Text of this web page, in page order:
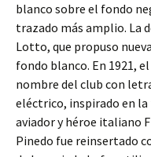
blanco sobre el fondo
trazado más amplio. La
Lotto, que propuso
fondo blanco. En 1921,
nombre del club con
eléctrico, inspirado en
aviador y héroe italiano
Pinedo fue reinsertado